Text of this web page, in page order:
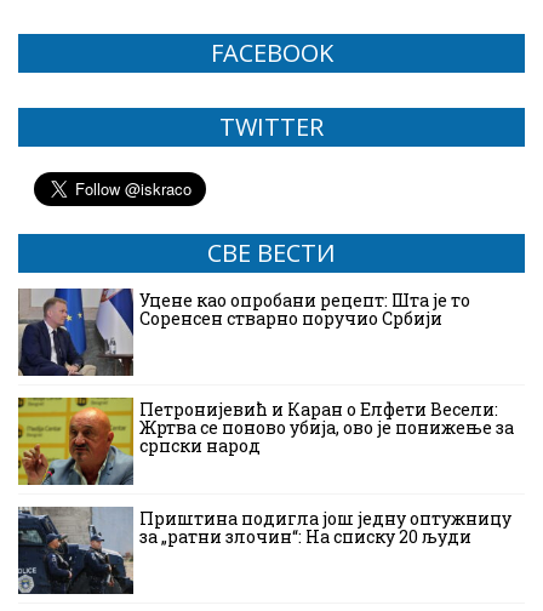
FACEBOOK
TWITTER
СВЕ ВЕСТИ
Уцене као опробани рецепт: Шта је то
Соренсен стварно поручио Србији
Петронијевић и Каран о Елфети Весели:
Жртва се поново убија, ово је понижење за
српски народ
Приштина подигла још једну оптужницу
за „ратни злочин“: На списку 20 људи